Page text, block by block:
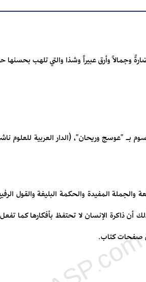
نضارةً وجمالاً وأرق عبيراً وشذا والتي تلهب
والجملة المفيدة والحكمة البليغة والقول
أن ذاكرة الإنسان لا تحتفظ بأفكارها كما
صفحات كتاب.